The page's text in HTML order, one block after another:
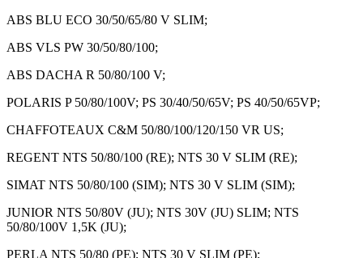
ABS BLU ECO 30/50/65/80 V SLIM;
ABS VLS PW 30/50/80/100;
ABS DACHA R 50/80/100 V;
POLARIS P 50/80/100V; PS 30/40/50/65V; PS 40/50/65VP;
CHAFFOTEAUX C&M 50/80/100/120/150 VR US;
REGENT NTS 50/80/100 (RE); NTS 30 V SLIM (RE);
SIMAT NTS 50/80/100 (SIM); NTS 30 V SLIM (SIM);
JUNIOR NTS 50/80V (JU); NTS 30V (JU) SLIM; NTS
50/80/100V 1,5K (JU);
PERLA NTS 50/80 (PE); NTS 30 V SLIM (PE);